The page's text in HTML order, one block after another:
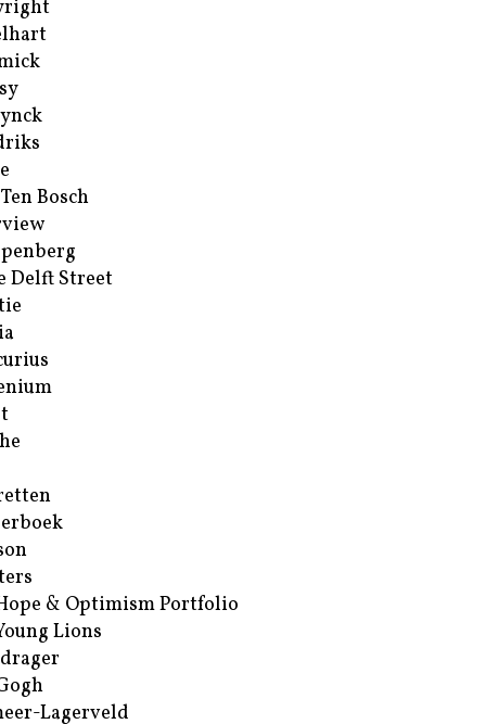
Bosch
Delft Street
& Optimism Portfolio
Lions
Lagerveld